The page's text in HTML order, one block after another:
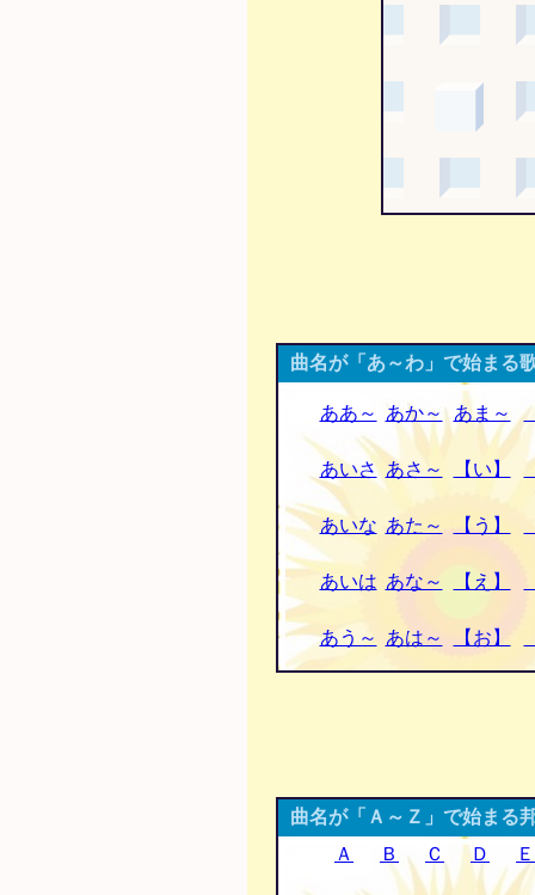
曲名が「あ～わ」で始まる
ああ～ あか～ あま～
あいさ あさ～ 【い】
あいな あた～ 【う】
あいは あな～ 【え】
あう～ あは～ 【お】
曲名が「Ａ～Ｚ」で始まる
Ａ
Ｂ Ｃ Ｄ Ｅ